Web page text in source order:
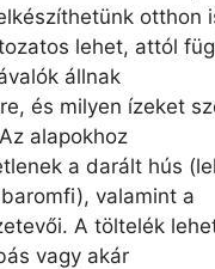
otthon
lehet, attól
állnak
és milyen ízeket
alapokhoz
a darált hús
valamint a
A töltelék
vagy akár